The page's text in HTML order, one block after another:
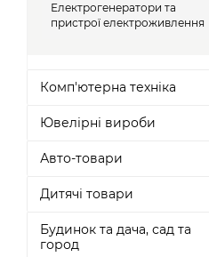
Електрогенератори та
пристрої електроживлення
Комп'ютерна техніка
Ювелірні вироби
Авто-товари
Дитячі товари
Будинок та дача, сад та
город